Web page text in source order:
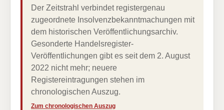
Der Zeitstrahl verbindet registergenau
zugeordnete Insolvenzbekanntmachungen mit
dem historischen Veröffentlichungsarchiv.
Gesonderte Handelsregister-
Veröffentlichungen gibt es seit dem 2. August
2022 nicht mehr; neuere
Registereintragungen stehen im
chronologischen Auszug.
Zum chronologischen Auszug